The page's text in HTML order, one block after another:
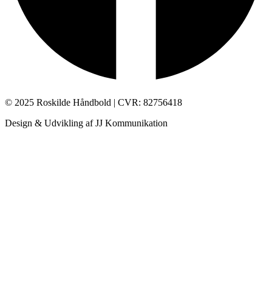
© 2025 Roskilde Håndbold | CVR: 82756418
Design & Udvikling af JJ Kommunikation